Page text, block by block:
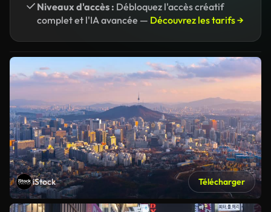
Niveaux d'accès : Débloquez l'accès créatif
complet et l'IA avancée — Découvrez les tarifs →
iStock Télécharger